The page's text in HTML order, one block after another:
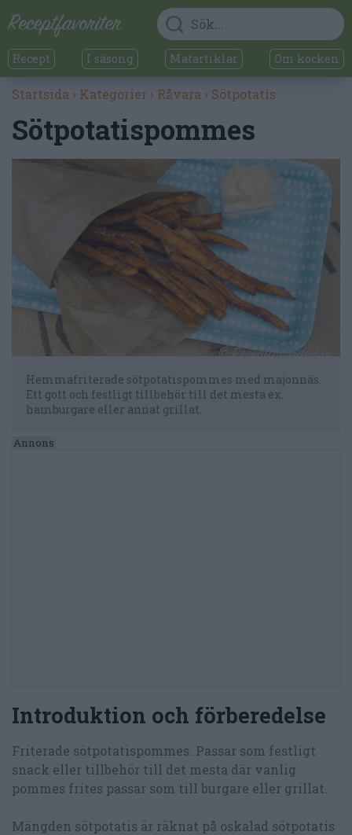
Recept I säsong Matartiklar Om kocken
Startsida › Kategorier › Råvara › Sötpotatis
Sötpotatispommes
Hemmafriterade sötpotatispommes med majonnäs.
Ett gott och festligt tillbehör till det mesta ex.
hamburgare eller annat grillat.
Introduktion och förberedelse
Friterade sötpotatispommes. Passar som festligt
snack eller tillbehör till det mesta där vanlig
pommes frites passar som till burgare eller grillat.
Mängden sötpotatis är räknat på oskalad sötpotatis